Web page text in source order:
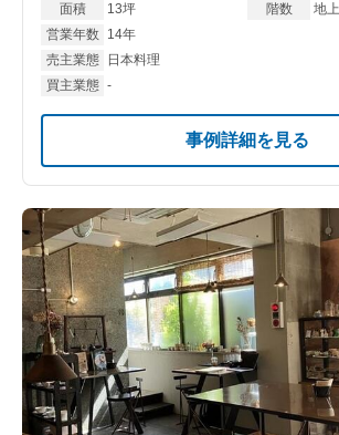
面積 13坪 階数
地
営業年数
14年
売主業態
日本料理
買主業態 -
事例詳細を見る